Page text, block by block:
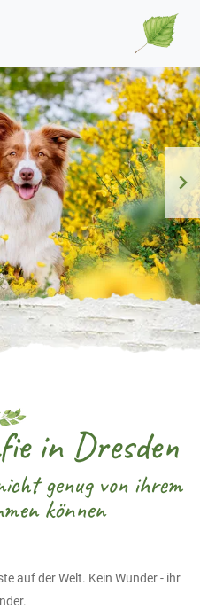
in Dresden
genug von ihrem
können
auf der Welt. Kein Wunder - ihr